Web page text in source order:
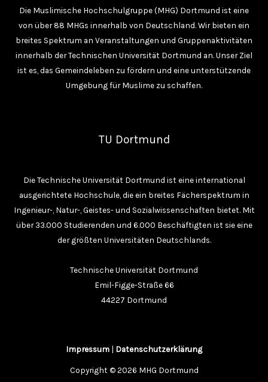
Die Muslimische Hochschulgruppe (MHG) Dortmund ist eine
von über 88 MHGs innerhalb von Deutschland. Wir bieten ein
breites Spektrum an Veranstaltungen und Gruppenaktivitäten
innerhalb der Technischen Universität Dortmund an. Unser Ziel
ist es, das Gemeindeleben zu fördern und eine unterstützende
Umgebung für Muslime zu schaffen.
TU Dortmund
Die Technische Universität Dortmund ist eine international
ausgerichtete Hochschule, die ein breites Fächerspektrum in
Ingenieur-, Natur-, Geistes- und Sozialwissenschaften bietet. Mit
über 33.000 Studierenden und 6.000 Beschäftigten ist sie eine
der größten Universitäten Deutschlands.
Technische Universität Dortmund
Emil-Figge-Straße 66
44227 Dortmund
Impressum | Datenschutzerklärung
Copyright © 2026 MHG Dortmund